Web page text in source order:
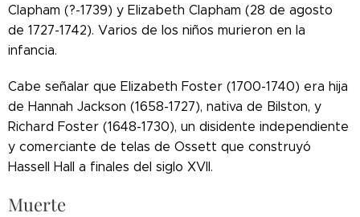
Clapham (?-1739) y Elizabeth Clapham (28 de agosto
de 1727-1742). Varios de los niños murieron en la
infancia.
Cabe señalar que Elizabeth Foster (1700-1740) era hija
de Hannah Jackson (1658-1727), nativa de Bilston, y
Richard Foster (1648-1730), un disidente independiente
y comerciante de telas de Ossett que construyó
Hassell Hall a finales del siglo XVII.
Muerte